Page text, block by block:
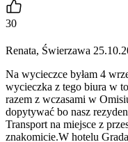
30
Renata, Świerzawa
Na wycieczce byłam 4
wycieczka z tego biura w
razem z wczasami w
dopytywać bo nasz
Transport na miejsce z
znakomicie.W hotelu